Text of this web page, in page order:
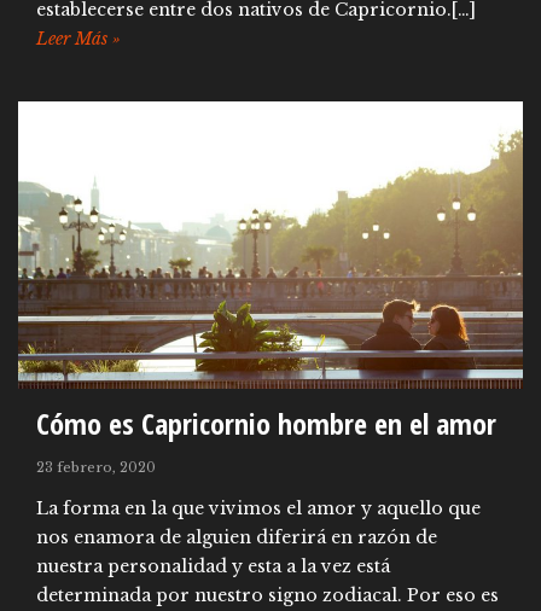
establecerse entre dos nativos de Capricornio.[…]
Leer Más »
Cómo es Capricornio hombre en el amor
23 febrero, 2020
La forma en la que vivimos el amor y aquello que
nos enamora de alguien diferirá en razón de
nuestra personalidad y esta a la vez está
determinada por nuestro signo zodiacal. Por eso es